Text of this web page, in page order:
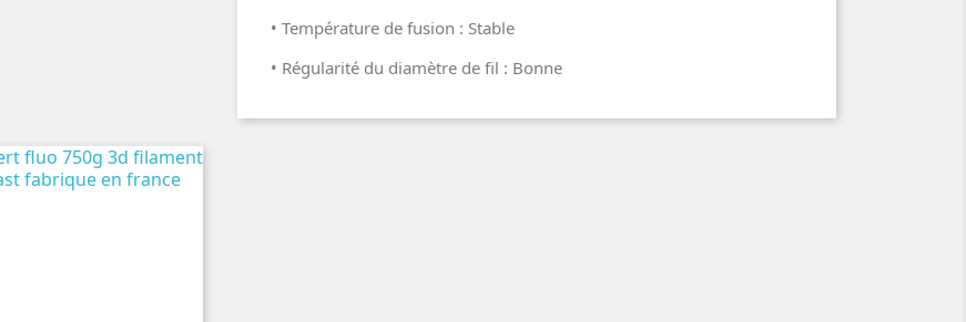
• Température de fusion : Stable
• Régularité du diamètre de fil : Bonne